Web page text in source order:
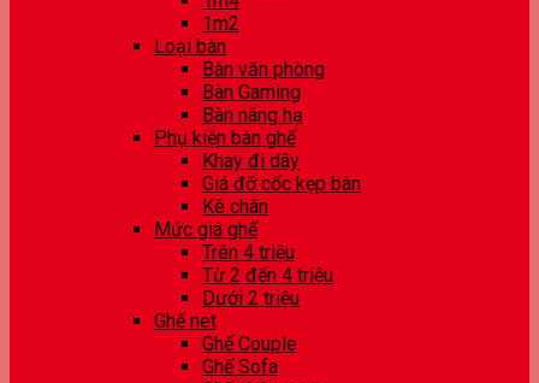
1m2
Loại bàn
Bàn văn phòng
Bàn Gaming
Bàn nâng hạ
Phụ kiện bàn ghế
Khay đi dây
Giá đỡ cốc kẹp bàn
Kê chân
Mức giá ghế
Trên 4 triệu
Từ 2 đến 4 triệu
Dưới 2 triệu
Ghế net
Ghế Couple
Ghế Sofa